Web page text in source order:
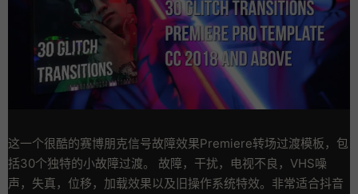
这一个很酷的赛博朋克信号故障效果Premiere转场过渡模板，包
括30个独特的小故障过渡。 故障，干扰，电视不良，VHS噪
声，失真，位移，加载效果以及旧操作系统特效。非常适合抖音